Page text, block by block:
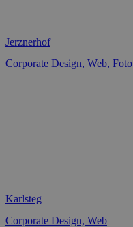
Jerznerhof
Corporate Design, Web, Foto
Karlsteg
Corporate Design, Web